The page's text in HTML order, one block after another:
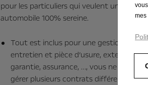
pour les particuliers qui veulent une
automobile 100% sereine.
Tout est inclus pour une gestion
entretien et pièce d’usure, extension de
garantie, assurance, …, vous ne devez
gérer plusieurs contrats différents ou
mes